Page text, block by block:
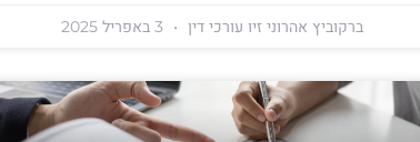
ברקוביץ אהרוני זיו עורכי דין